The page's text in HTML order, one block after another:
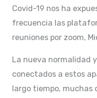
Covid-19 nos ha
frecuencia las
reuniones por zoom,
La nueva normalidad
conectados a estos
largo tiempo, muchas